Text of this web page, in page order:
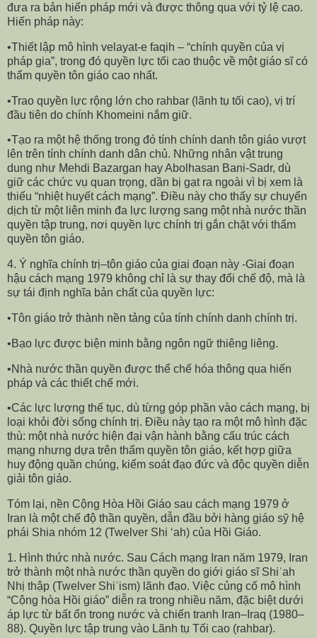
đưa ra bản hiến pháp mới và được thông qua với tỷ lệ cao.
Hiến pháp này:
•Thiết lập mô hình velayat-e faqih – “chính quyền của vị
pháp gia”, trong đó quyền lực tối cao thuộc về một giáo sĩ có
thẩm quyền tôn giáo cao nhất.
•Trao quyền lực rộng lớn cho rahbar (lãnh tụ tối cao), vị trí
đầu tiên do chính Khomeini nắm giữ.
•Tạo ra một hệ thống trong đó tính chính danh tôn giáo vượt
lên trên tính chính danh dân chủ. Những nhân vật trung
dung như Mehdi Bazargan hay Abolhasan Bani-Sadr, dù
giữ các chức vụ quan trọng, dần bị gạt ra ngoài vì bị xem là
thiếu “nhiệt huyết cách mạng”. Điều này cho thấy sự chuyển
dịch từ một liên minh đa lực lượng sang một nhà nước thần
quyền tập trung, nơi quyền lực chính trị gắn chặt với thẩm
quyền tôn giáo.
4. Ý nghĩa chính trị–tôn giáo của giai đoạn này -Giai đoạn
hậu cách mạng 1979 không chỉ là sự thay đổi chế độ, mà là
sự tái định nghĩa bản chất của quyền lực:
•Tôn giáo trở thành nền tảng của tính chính danh chính trị.
•Bạo lực được biện minh bằng ngôn ngữ thiêng liêng.
•Nhà nước thần quyền được thể chế hóa thông qua hiến
pháp và các thiết chế mới.
•Các lực lượng thế tục, dù từng góp phần vào cách mạng, bị
loại khỏi đời sống chính trị. Điều này tạo ra một mô hình đặc
thù: một nhà nước hiện đại vận hành bằng cấu trúc cách
mạng nhưng dựa trên thẩm quyền tôn giáo, kết hợp giữa
huy động quần chúng, kiểm soát đạo đức và độc quyền diễn
giải tôn giáo.
Tóm lại, nền Cộng Hòa Hồi Giáo sau cách mạng 1979 ở
Iran là một chế độ thần quyền, dẫn đầu bởi hàng giáo sỹ hệ
phái Shia nhóm 12 (Twelver Shi ‘ah) của Hồi Giáo.
1. Hình thức nhà nước. Sau Cách mạng Iran năm 1979, Iran
trở thành một nhà nước thần quyền do giới giáo sĩ Shiʿah
Nhị thập (Twelver Shiʿism) lãnh đạo. Việc củng cố mô hình
“Cộng hòa Hồi giáo” diễn ra trong nhiều năm, đặc biệt dưới
áp lực từ bất ổn trong nước và chiến tranh Iran–Iraq (1980–
88). Quyền lực tập trung vào Lãnh tụ Tối cao (rahbar).